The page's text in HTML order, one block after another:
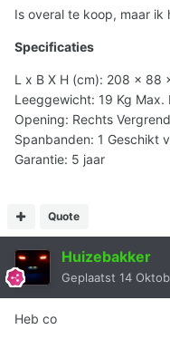
Is overal te koop, maar ik
Specificaties
L x B X H (cm): 208 x 88
Leeggewicht: 19 Kg
Opening: Rechts
Spanbanden: 1 Geschikt
Garantie: 5 jaar
Quote
Huizebakker
Geplaatst 14
Heb co